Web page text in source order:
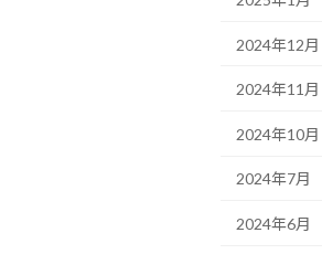
2024年12月
2024年11月
2024年10月
2024年7月
2024年6月